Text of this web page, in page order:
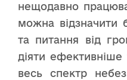
нещодавно
можна відзначити
та питання від
діяти ефективніше
весь спектр